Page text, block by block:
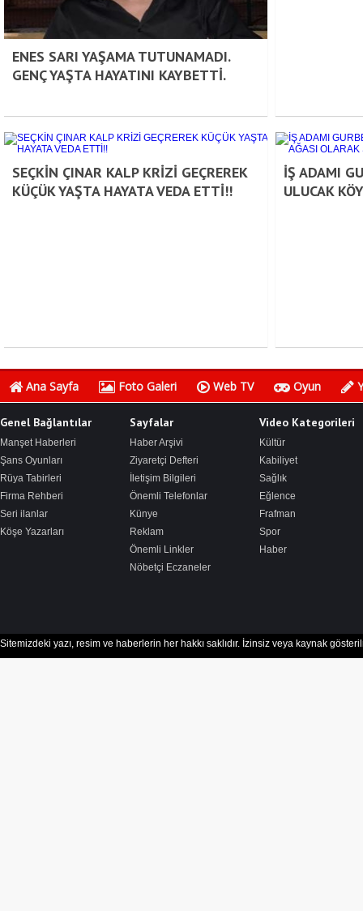
ENES SARI YAŞAMA TUTUNAMADI.
GENÇ YAŞTA HAYATINI KAYBETTİ.
SEÇKİN ÇINAR KALP KRİZİ GEÇREREK
KÜÇÜK YAŞTA HAYATA VEDA ETTİ!!
İŞ ADAMI
ULUCAK
Ana Sayfa Foto Galeri Web TV Oyun
Genel Bağlantılar
Manşet Haberleri
Şans Oyunları
Rüya Tabirleri
Firma Rehberi
Seri ilanlar
Köşe Yazarları
Sayfalar
Haber Arşivi
Ziyaretçi Defteri
İletişim Bilgileri
Önemli Telefonlar
Künye
Reklam
Önemli Linkler
Nöbetçi Eczaneler
Video Kategorileri
Kültür
Kabiliyet
Sağlık
Eğlence
Frafman
Spor
Haber
Sitemizdeki yazı, resim ve haberlerin her hakkı saklıdır. İzinsiz veya kaynak